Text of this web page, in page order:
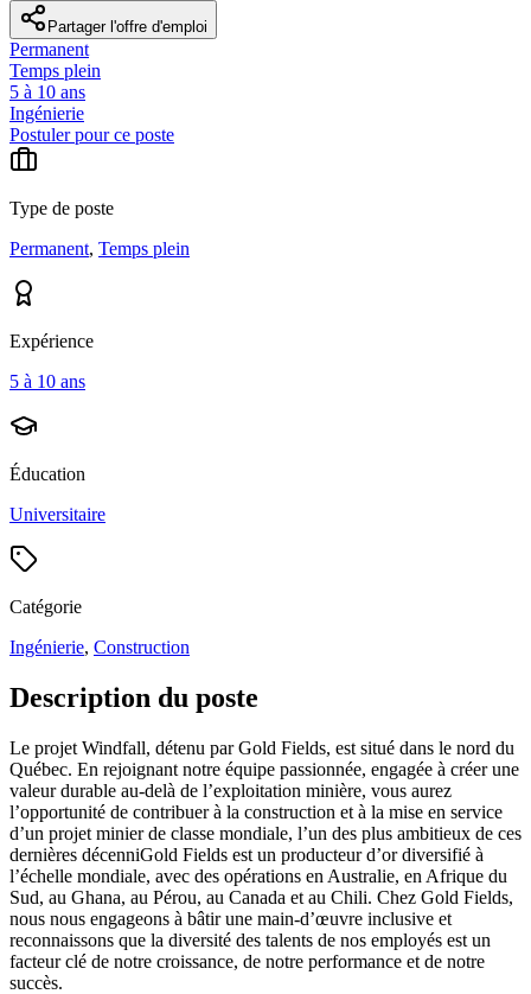
Partager l'offre d'emploi
Permanent
Temps plein
5 à 10 ans
Ingénierie
Postuler pour ce poste
Type de poste
Permanent, Temps plein
Expérience
5 à 10 ans
Éducation
Universitaire
Catégorie
Ingénierie, Construction
Description du poste
Le projet Windfall, détenu par Gold Fields, est situé dans le nord du
Québec. En rejoignant notre équipe passionnée, engagée à créer une
valeur durable au-delà de l’exploitation minière, vous aurez
l’opportunité de contribuer à la construction et à la mise en service
d’un projet minier de classe mondiale, l’un des plus ambitieux de ces
dernières décenniGold Fields est un producteur d’or diversifié à
l’échelle mondiale, avec des opérations en Australie, en Afrique du
Sud, au Ghana, au Pérou, au Canada et au Chili. Chez Gold Fields,
nous nous engageons à bâtir une main-d’œuvre inclusive et
reconnaissons que la diversité des talents de nos employés est un
facteur clé de notre croissance, de notre performance et de notre
succès.